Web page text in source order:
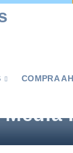
 COMPRA